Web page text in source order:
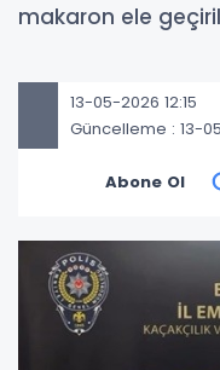
makaron ele
13-05-2026 12:15
Güncelleme : 13-
Abone Ol